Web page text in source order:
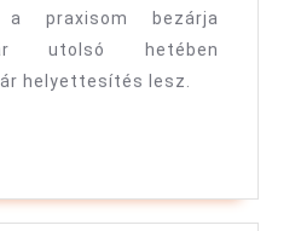
praxisom bezárja
utolsó hetében
helyettesítés lesz.